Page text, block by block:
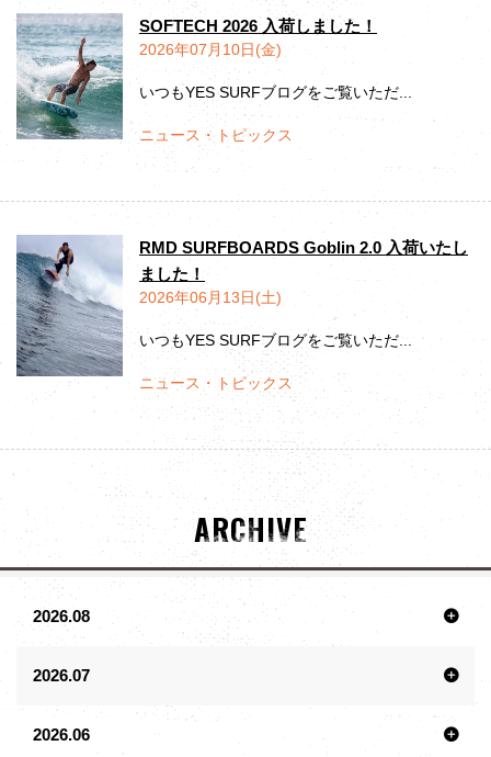
SOFTECH 2026 入荷しました！
2026年07月10日(金)
いつもYES SURFブログをご覧いただ...
ニュース・トピックス
RMD SURFBOARDS Goblin 2.0 入荷いたし
ました！
2026年06月13日(土)
いつもYES SURFブログをご覧いただ...
ニュース・トピックス
ARCHIVE
2026.08
2026.07
2026.06